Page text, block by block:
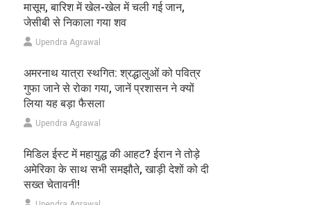
मासूम, बारिश में खेल-खेल में चली गई जान,
जेसीबी से निकाला गया शव
Upendra Agrawal
अमरनाथ यात्रा स्थगित: श्रद्धालुओं को पवित्र
गुफा जाने से रोका गया, जानें प्रशासन ने क्यों
लिया यह बड़ा फैसला
Upendra Agrawal
मिडिल ईस्ट में महायुद्ध की आहट? ईरान ने तोड़े
अमेरिका के साथ सभी समझौते, खाड़ी देशों को दी
सख्त चेतावनी!